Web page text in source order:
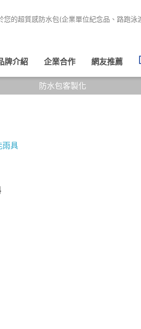
您的超質感防水包(企業單位紀念品、路跑泳
牌介紹 企業合作 網友推薦
防水包客製化
雨具